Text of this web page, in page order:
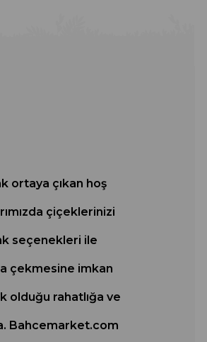
ortaya çıkan hoş
çiçeklerinizi
seçenekleri ile
çekmesine imkan
olduğu rahatlığa ve
Bahcemarket.com